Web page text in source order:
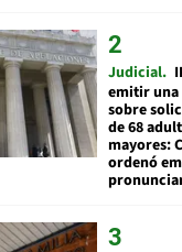
Judicial
emitir
sobre
de 68
mayores:
ordenó